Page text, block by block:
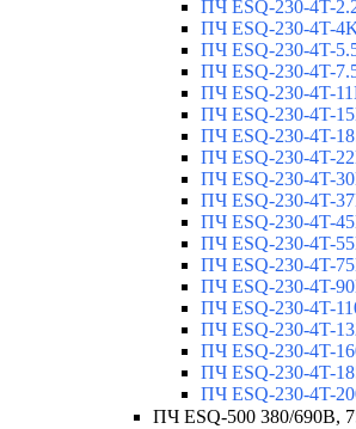
ПЧ ESQ-230-4T-
ПЧ ESQ-230-4T-
ПЧ ESQ-230-4T-
ПЧ ESQ-230-4T-
ПЧ ESQ-230-4T-
ПЧ ESQ-230-4T-
ПЧ ESQ-230-4T-
ПЧ ESQ-230-4T-
ПЧ ESQ-230-4T-
ПЧ ESQ-230-4T-
ПЧ ESQ-230-4T-
ПЧ ESQ-230-4T-
ПЧ ESQ-230-4T-
ПЧ ESQ-230-4T-
ПЧ ESQ-230-4T-
ПЧ ESQ-230-4T-
ПЧ ESQ-230-4T-
ПЧ ESQ-230-4T-
ПЧ ESQ-230-4T-
ПЧ ESQ-500 380/690В,